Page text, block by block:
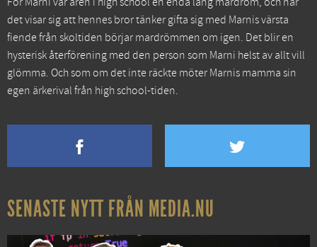
det visar sig att hennes bror tänker gifta sig med Marnis värsta
fiende från skoltiden börjar mardrömmen om igen. Det blir en
hysterisk återförening med den person som Marni helst av allt vill
glömma. Och som om det inte räckte möter Marnis mamma sin
egen ärkerival från high school-tiden.
SENASTE NYTT FRÅN MEDIA.NU